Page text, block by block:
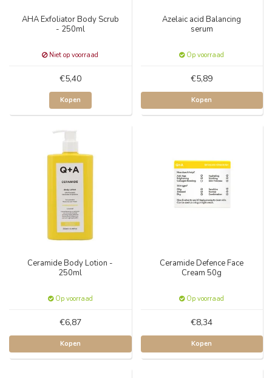
AHA Exfoliator Body Scrub
- 250ml
Niet op voorraad
€5,40
Kopen
Azelaic acid Balancing
serum
Op voorraad
€5,89
Kopen
Ceramide Body Lotion -
250ml
Op voorraad
€6,87
Kopen
Ceramide Defence Face
Cream 50g
Op voorraad
€8,34
Kopen